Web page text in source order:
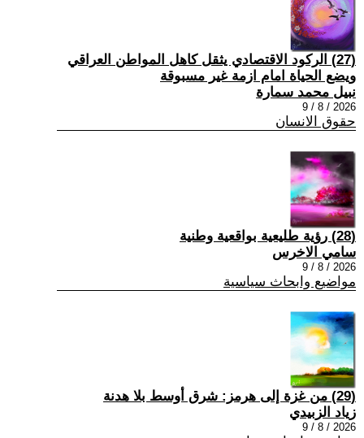
(27) الركود الاقتصادي يثقل كاهل المواطن العراقي
ويضع الحياة امام ازمة غير مسبوقة
نبيل محمد سمارة
2026 / 8 / 9
حقوق الانسان
(28) رؤية طليعية بواقعية وطنية
سامي الاخرس
2026 / 8 / 9
مواضيع وابحاث سياسية
(29) من غزة إلى هرمز: شرق أوسط بلا هدنة
زياد الزبيدي
2026 / 8 / 9